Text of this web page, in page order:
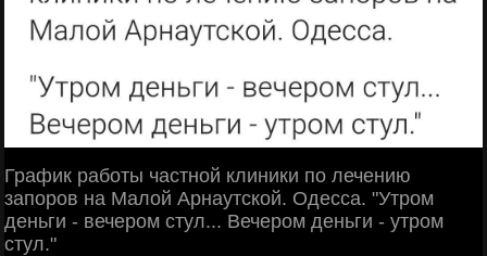
График работы частной клиники по лечению
запоров на Малой Арнаутской. Одесса. "Утром
деньги - вечером стул... Вечером деньги - утром
стул."